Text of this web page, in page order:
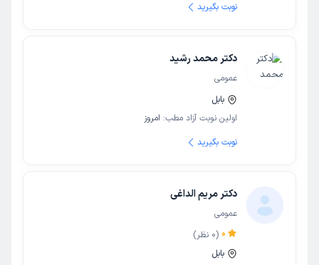
نوبت بگیرید
دکتر محمد رشید
عمومی
بابل
اولین نوبت آزاد مطب: امروز
نوبت بگیرید
دکتر مریم الداغی
عمومی
0
(
0 نظر)
بابل